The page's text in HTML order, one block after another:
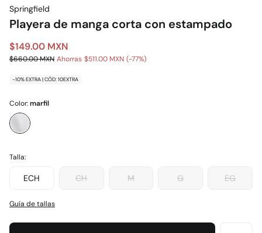
Springfield
Playera de manga corta con estampado
$149.00 MXN
$660.00 MXN Ahorras $511.00 MXN 77
-10% EXTRA | CÓD: 10EXTRA
Color:marfil
Talla:
ECH CH M G EG
Guía de tallas